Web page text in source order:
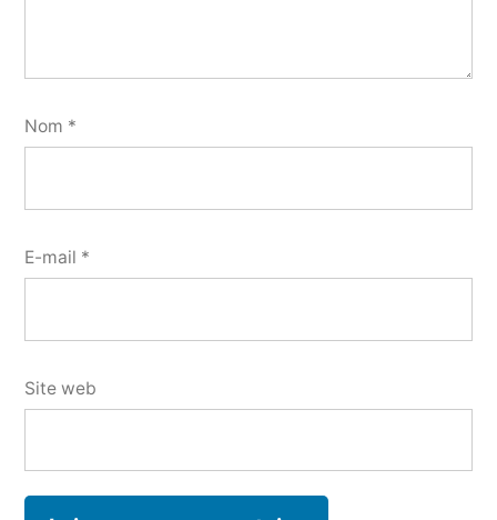
Nom *
E-mail *
Site web